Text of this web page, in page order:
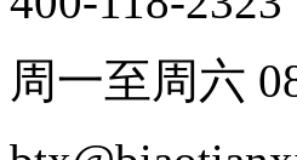
周一至周六